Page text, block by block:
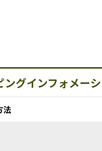
ングインフォメー
法